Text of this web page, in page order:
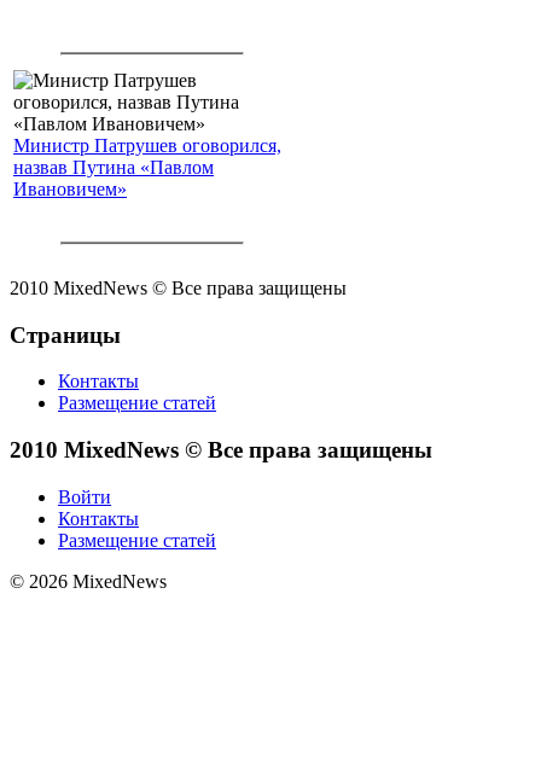
Министр Патрушев оговорился,
назвав Путина «Павлом
Ивановичем»
2010 MixedNews © Все права защищены
Страницы
Контакты
Размещение статей
2010 MixedNews © Все права защищены
Войти
Контакты
Размещение статей
© 2026 MixedNews